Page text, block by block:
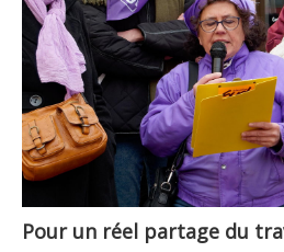
Pour un réel partage du